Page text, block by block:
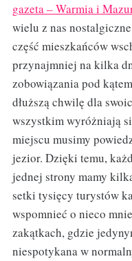
gazeta – Warmia i
wielu z nas
część mieszkańców
przynajmniej na kilka
zobowiązania pod
dłuższą chwilę dla
wszystkim wyróżniają
miejscu musimy
jezior. Dzięki temu,
jednej strony mamy
setki tysięcy turystów
wspomnieć o nieco
zakątkach, gdzie
niespotykana w